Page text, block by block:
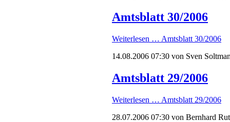
Amtsblatt 30/2006
Weiterlesen … Amtsblatt 30/2006
14.08.2006 07:30 von Sven
Amtsblatt 29/2006
Weiterlesen … Amtsblatt 29/2006
28.07.2006 07:30 von Bernhard